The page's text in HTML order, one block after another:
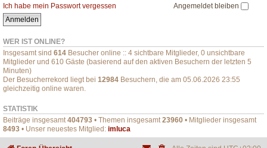
Ich habe mein Passwort vergessen
Angemeldet bleiben
WER IST ONLINE?
Insgesamt sind 614 Besucher online :: 4 sichtbare Mitglieder, 0 unsichtbare
Mitglieder und 610 Gäste (basierend auf den aktiven Besuchern der letzten 5
Minuten)
Der Besucherrekord liegt bei 12984 Besuchern, die am 05.06.2026 23:55
gleichzeitig online waren.
STATISTIK
Beiträge insgesamt404793 • Themen insgesamt23960 • Mitglieder insgesamt
8493 • Unser neuestes Mitglied: imluca